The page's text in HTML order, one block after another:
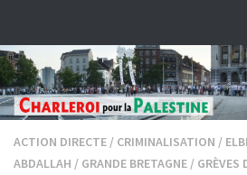
ACTION DIRECTE / CRIMINALISATION /
ABDALLAH / GRANDE BRETAGNE / GRÈVES